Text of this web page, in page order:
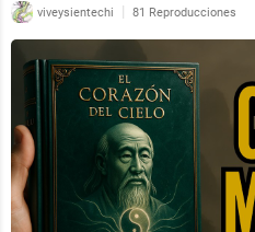
viveysientechi | 81 Reproducciones